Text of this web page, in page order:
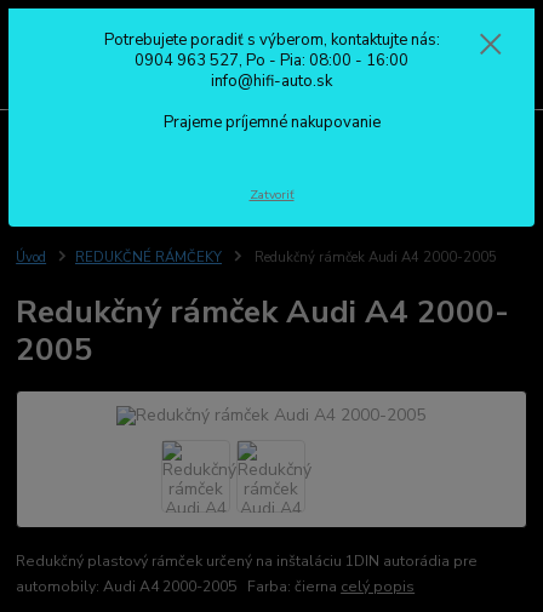
0904 963 527
Po - Pia: 08:00 - 16:00
Úvod REDUKČNÉ RÁMČEKY Redukčný rámček Audi A4 2000-2005
Redukčný rámček Audi A4 2000-
2005
Redukčný plastový rámček určený na inštaláciu 1DIN autorádia pre
automobily: Audi A4 2000-2005 Farba: čierna celý popis
Potrebujete poradiť s výberom, kontaktujte nás:
0904 963 527, Po - Pia: 08:00 - 16:00
info@hifi-auto.sk
Prajeme príjemné nakupovanie
Zatvoriť